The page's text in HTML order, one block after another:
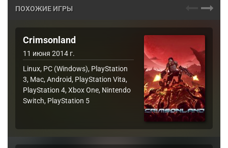
ПОХОЖИЕ ИГРЫ
Crimsonland
11 июня 2014 г.
Linux, PC (Windows), PlayStation
3, Mac, Android, PlayStation Vita,
PlayStation 4, Xbox One, Nintendo
Switch, PlayStation 5